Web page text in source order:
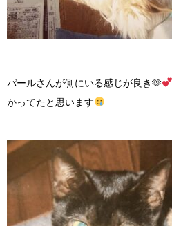
パールさんが側にいる感じが良き🫶
かってたと思います